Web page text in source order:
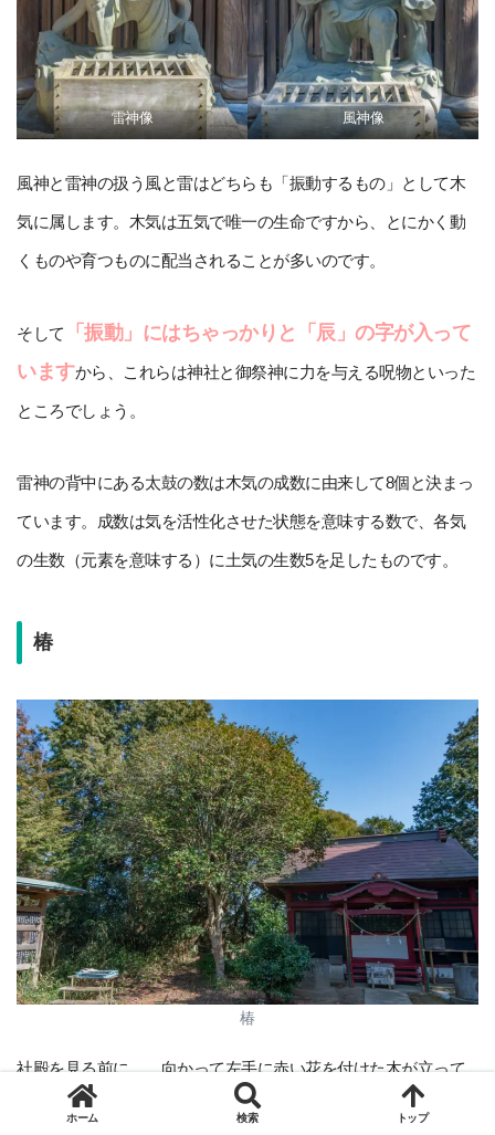
雷神像 風神像
風神と雷神の扱う風と雷はどちらも「振動するもの」として木
気に属します。木気は五気で唯一の生命ですから、とにかく動
くものや育つものに配当されることが多いのです。
そして
「振動」にはちゃっかりと「辰」の字が入って
いますから、これらは神社と御祭神に力を与える呪物といった
ところでしょう。
雷神の背中にある太鼓の数は木気の成数に由来して8個と決まっ
ています。成数は気を活性化させた状態を意味する数で、各気
の生数（元素を意味する）に土気の生数5を足したものです。
椿
椿
社殿を見る前に。。向かって左手に赤い花を付けた木が立って
いました。遠目でわかりにくいですが、 かと思います。椿は
ホーム 検索 トップ